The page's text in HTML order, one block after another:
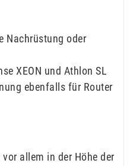
Nachrüstung oder
XEON und Athlon SL
ebenfalls für Router
allem in der Höhe der